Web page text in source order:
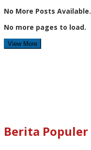
No More Posts Available.
No more pages to load.
View More
Berita Populer